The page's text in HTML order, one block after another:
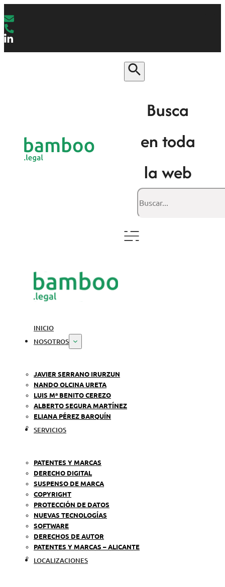
Busca
en toda
la web
Buscar
INICIO
NOSOTROS
JAVIER SERRANO IRURZUN
NANDO OLCINA URETA
LUIS Mª BENITO CEREZO
ALBERTO SEGURA MARTÍNEZ
ELIANA PÉREZ BARQUÍN
SERVICIOS
PATENTES Y MARCAS
DERECHO DIGITAL
SUSPENSO DE MARCA
COPYRIGHT
PROTECCIÓN DE DATOS
NUEVAS TECNOLOGÍAS
SOFTWARE
DERECHOS DE AUTOR
PATENTES Y MARCAS – ALICANTE
LOCALIZACIONES